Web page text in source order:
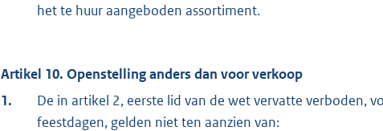
het te huur aangeboden assortiment.
Artikel 10. Openstelling anders dan voor verkoop
1.
De in artikel 2, eerste lid van de wet vervatte verboden,
feestdagen, gelden niet ten aanzien van: